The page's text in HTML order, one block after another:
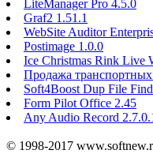
LiteManager Pro 4.5.0
Graf2 1.51.1
WebSite Auditor
Postimage 1.0.0
Ice Christmas Rink Live
Продажа транспортных
Soft4Boost Dup File
Form Pilot Office 2.45
Any Audio Record
© 1998-2017